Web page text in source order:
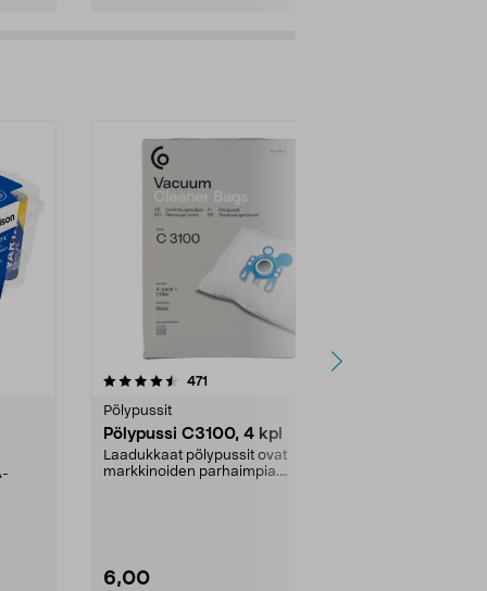
471
Pölypussit
Pölypussi C3100, 4 kpl
Laadukkaat pölypussit ovat
markkinoiden parhaimpia.
6,00
4.5viidestä